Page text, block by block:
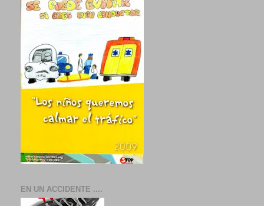
EN UN ACCIDENTE ....